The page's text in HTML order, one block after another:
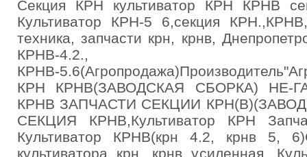
Секция КРН культиватор КРН КРНВ
Культиватор КРН-5 6,секция
техника, запчасти крн, крнв,
КРНВ-4.2.,
КРНВ-
КРН КРНВ(ЗАВОДСКАЯ СБОРКА) НЕ-
КРНВ ЗАПЧАСТИ СЕКЦИИ
СЕКЦИЯ КРНВ,Культиватор КРН
Культиватор КРНВ(крн 4.2, крнв 5,
культиватора крн, крнв усиленная.